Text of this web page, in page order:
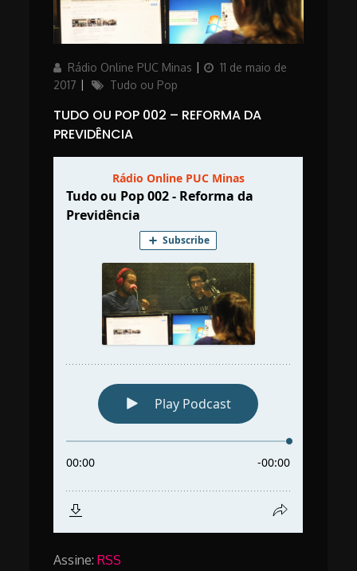
AuthorRádio Online PUC Minas
Posted
11 de maio de
2017
Categories
Tudo ou Pop
TUDO OU POP 002 – REFORMA DA
PREVIDÊNCIA
Assine:RSS